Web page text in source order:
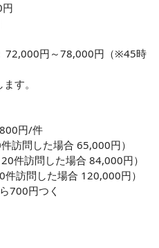
72,000円～78,000円（※45時
す。
円/件
訪問した場合 65,000円）
件訪問した場合 84,000円）
訪問した場合 120,000円）
700円つく